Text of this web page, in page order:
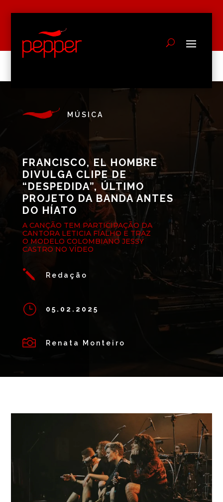
MÚSICA
FRANCISCO, EL HOMBRE
DIVULGA CLIPE DE
“DESPEDIDA”, ÚLTIMO
PROJETO DA BANDA ANTES
DO HÍATO
A CANÇÃO TEM PARTICIPAÇÃO DA
CANTORA LETICIA FIALHO E TRAZ
O MODELO COLOMBIANO JESSY
CASTRO NO VÍDEO
j Redação
} 05.02.2025
 Renata Monteiro